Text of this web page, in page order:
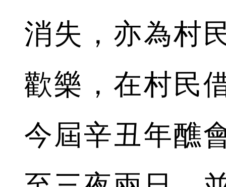
消失，亦為村
歡樂，在村民
今屆辛丑年醮